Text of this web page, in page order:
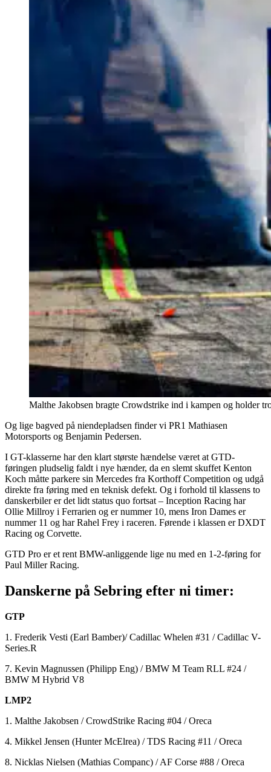
Malthe Jakobsen bragte Crowdstrike ind i kampen og holder
Og lige bagved på niendepladsen finder vi PR1 Mathiasen
Motorsports og Benjamin Pedersen.
I GT-klasserne har den klart største hændelse været at GTD-
føringen pludselig faldt i nye hænder, da en slemt skuffet Kenton
Koch måtte parkere sin Mercedes fra Korthoff Competition og udgå
direkte fra føring med en teknisk defekt. Og i forhold til klassens to
danskerbiler er det lidt status quo fortsat – Inception Racing har
Ollie Millroy i Ferrarien og er nummer 10, mens Iron Dames er
nummer 11 og har Rahel Frey i raceren. Førende i klassen er DXDT
Racing og Corvette.
GTD Pro er et rent BMW-anliggende lige nu med en 1-2-føring for
Paul Miller Racing.
Danskerne på Sebring efter ni timer:
GTP
1. Frederik Vesti (Earl Bamber)/ Cadillac Whelen #31 / Cadillac V-
Series.R
7. Kevin Magnussen (Philipp Eng) / BMW M Team RLL #24 /
BMW M Hybrid V8
LMP2
1. Malthe Jakobsen / CrowdStrike Racing #04 / Oreca
4. Mikkel Jensen (Hunter McElrea) / TDS Racing #11 / Oreca
8. Nicklas Nielsen (Mathias Companc) / AF Corse #88 / Oreca